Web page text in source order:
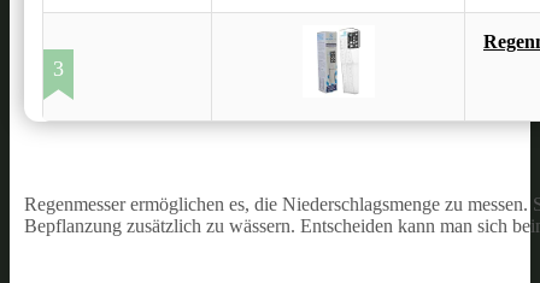
3
Regenmesser ermöglichen es, die Niederschlagsmenge zu
Bepflanzung zusätzlich zu wässern. Entscheiden kann man sich